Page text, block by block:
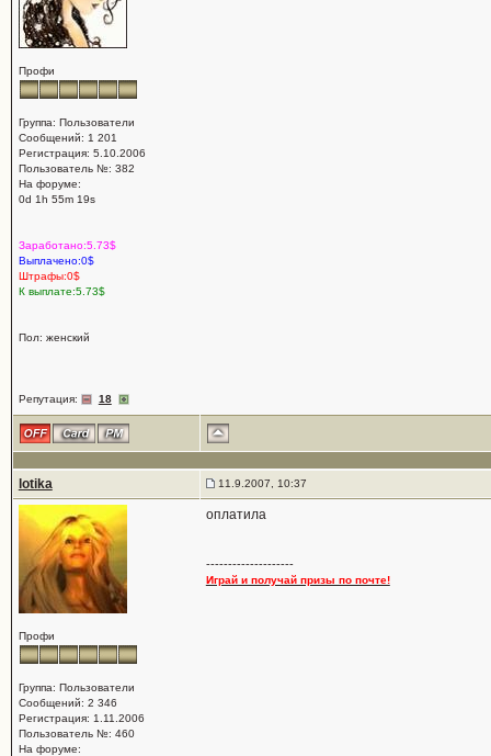
Профи
Группа: Пользователи
Сообщений: 1 201
Регистрация: 5.10.2006
Пользователь №: 382
На форуме:
0d 1h 55m 19s
Заработано:5.73$
Выплачено:0$
Штрафы:0$
К выплате:5.73$
Пол: женский
Репутация: 18
lotika 11.9.2007, 10:37
Профи
Группа: Пользователи
Сообщений: 2 346
Регистрация: 1.11.2006
Пользователь №: 460
На форуме:
оплатила
--------------------
Играй и получай призы по почте!